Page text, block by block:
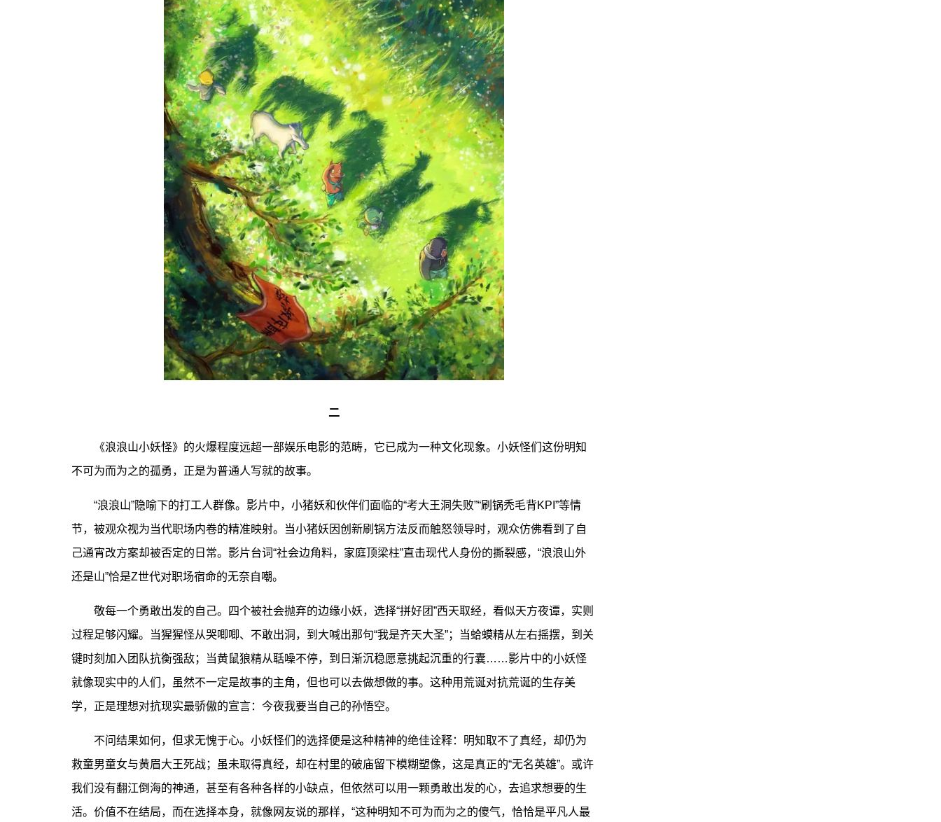
二
《浪浪山小妖怪》的火爆程度远超一部娱乐电影的范畴，它已成为一种文化现象。小妖怪们这份明知
不可为而为之的孤勇，正是为普通人写就的故事。
“浪浪山”隐喻下的打工人群像。影片中，小猪妖和伙伴们面临的“考大王洞失败”“刷锅秃毛背KPI”等情
节，被观众视为当代职场内卷的精准映射。当小猪妖因创新刷锅方法反而触怒领导时，观众仿佛看到了自
己通宵改方案却被否定的日常。影片台词“社会边角料，家庭顶梁柱”直击现代人身份的撕裂感，“浪浪山外
还是山”恰是Z世代对职场宿命的无奈自嘲。
敬每一个勇敢出发的自己。四个被社会抛弃的边缘小妖，选择“拼好团”西天取经，看似天方夜谭，实则
过程足够闪耀。当猩猩怪从哭唧唧、不敢出洞，到大喊出那句“我是齐天大圣”；当蛤蟆精从左右摇摆，到关
键时刻加入团队抗衡强敌；当黄鼠狼精从聒噪不停，到日渐沉稳愿意挑起沉重的行囊……影片中的小妖怪
就像现实中的人们，虽然不一定是故事的主角，但也可以去做想做的事。这种用荒诞对抗荒诞的生存美
学，正是理想对抗现实最骄傲的宣言：今夜我要当自己的孙悟空。
不问结果如何，但求无愧于心。小妖怪们的选择便是这种精神的绝佳诠释：明知取不了真经，却仍为
救童男童女与黄眉大王死战；虽未取得真经，却在村里的破庙留下模糊塑像，这是真正的“无名英雄”。或许
我们没有翻江倒海的神通，甚至有各种各样的小缺点，但依然可以用一颗勇敢出发的心，去追求想要的生
活。价值不在结局，而在选择本身，就像网友说的那样，“这种明知不可为而为之的傻气，恰恰是平凡人最